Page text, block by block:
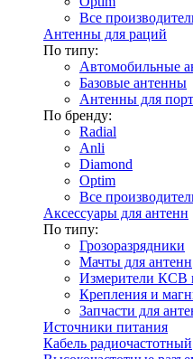
Все
Антенны для раций
По типу:
Автомобильные
Базовые антенны
Антенны для
По бренду:
Radial
Anli
Diamond
Optim
Все
Аксессуары для антенн
По типу:
Грозоразрядники
Мачты для антенн
Измерители КСВ
Крепления и
Запчасти для
Источники питания
Кабель радиочастотный